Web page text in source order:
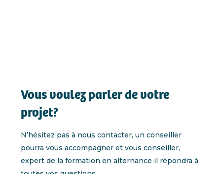
Vous voulez parler de votre
projet?
N’hésitez pas à nous contacter, un conseiller
pourra vous accompagner et vous conseiller,
expert de la formation en alternance il répondra à